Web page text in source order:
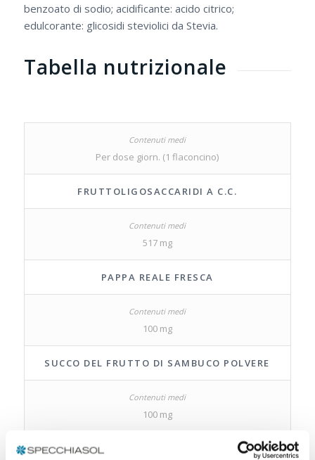
benzoato di sodio; acidificante: acido citrico;
edulcorante: glicosidi steviolici da Stevia.
Tabella nutrizionale
Per dose giorn. (1 flaconcino)
FRUTTOLIGOSACCARIDI A C.C.
517 mg
PAPPA REALE FRESCA
100 mg
SUCCO DEL FRUTTO DI SAMBUCO POLVERE
100 mg
FERMENTI LATTICI TOTALI